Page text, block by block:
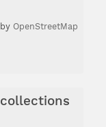
OpenStreetMap